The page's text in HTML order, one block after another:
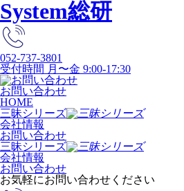
System総研
052-737-3801
受付時間 月〜金 9:00-17:30
お問い合わせ
HOME
三昧シリーズ
会社情報
お問い合わせ
三昧シリーズ
会社情報
お問い合わせ
お気軽にお問い合わせください